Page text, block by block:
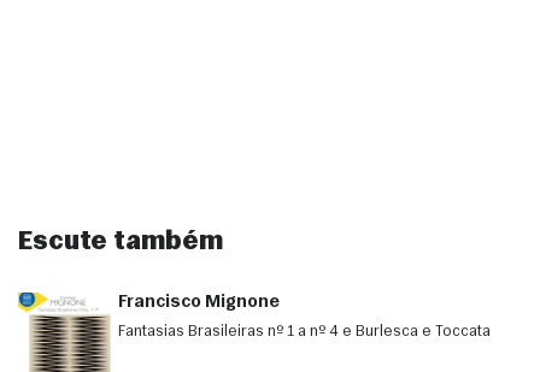
Escute também
Francisco Mignone
Fantasias Brasileiras nº 1 a nº 4 e Burlesca e Toccata